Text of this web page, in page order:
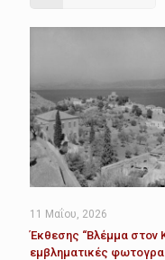
11 Μαΐου, 2026
Έκθεσης “Βλέμμα στον
εμβληματικές